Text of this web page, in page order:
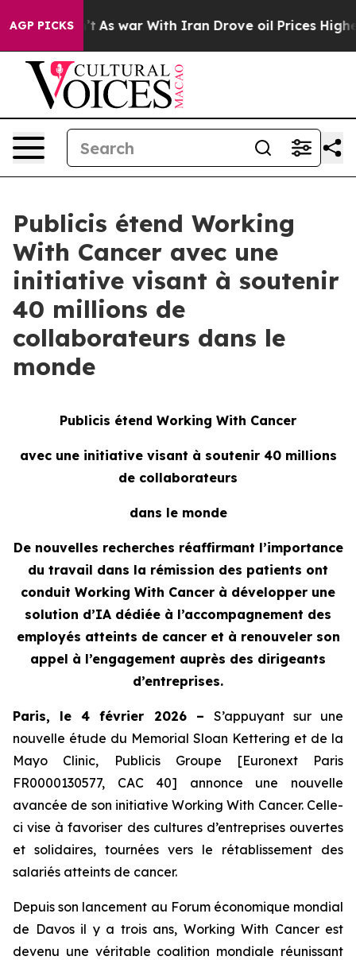
AGP PICKSAs war With Iran Drove oil Prices Higher,
Publicis étend Working
With Cancer avec une
initiative visant à soutenir
40 millions de
collaborateurs dans le
monde
Publicis étend Working With Cancer
avec une initiative visant à soutenir 40 millions
de collaborateurs
dans le monde
De nouvelles recherches réaffirmant l’importance
du travail dans la rémission des patients ont
conduit Working With Cancer à développer une
solution d’IA dédiée à l’accompagnement des
employés atteints de cancer et à renouveler son
appel à l’engagement auprès des dirigeants
d’entreprises.
Paris, le 4 février 2026 – S’appuyant sur une
nouvelle étude du Memorial Sloan Kettering et de la
Mayo Clinic, Publicis Groupe [Euronext Paris
FR0000130577, CAC 40] annonce une nouvelle
avancée de son initiativeWorking With Cancer. Celle-
ci vise à favoriser des cultures d’entreprises ouvertes
et solidaires, tournées vers le rétablissement des
salariés atteints de cancer.
Depuis son lancement au Forum économique mondial
de Davos il y a trois ans, Working With Cancer est
devenu une véritable coalition mondiale réunissant